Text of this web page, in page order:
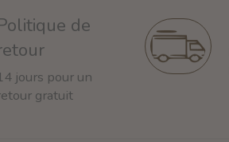
de
jours pour un
gratuit